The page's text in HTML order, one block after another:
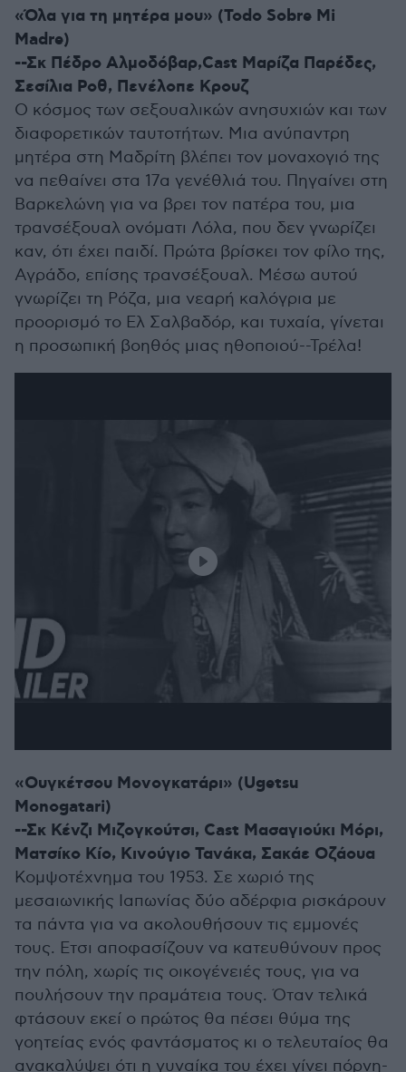
«Όλα για τη μητέρα μου» (Todo Sobre Mi
Madre)
--Σκ Πέδρο Αλμοδόβαρ,Cast Μαρίζα Παρέδες,
Σεσίλια Ροθ, Πενέλοπε Κρουζ
Ο κόσμος των σεξουαλικών ανησυχιών και των
διαφορετικών ταυτοτήτων. Μια ανύπαντρη
μητέρα στη Μαδρίτη βλέπει τον μοναχογιό της
να πεθαίνει στα 17α γενέθλιά του. Πηγαίνει στη
Βαρκελώνη για να βρει τον πατέρα του, μια
τρανσέξουαλ ονόματι Λόλα, που δεν γνωρίζει
καν, ότι έχει παιδί. Πρώτα βρίσκει τον φίλο της,
Αγράδο, επίσης τρανσέξουαλ. Μέσω αυτού
γνωρίζει τη Ρόζα, μια νεαρή καλόγρια με
προορισμό το Ελ Σαλβαδόρ, και τυχαία, γίνεται
η προσωπική βοηθός μιας ηθοποιού--Τρέλα!
«Ουγκέτσου Μονογκατάρι» (Ugetsu
Monogatari)
--Σκ Κένζι Μιζογκούτσι, Cast Μασαγιούκι Μόρι,
Ματσίκο Κίο, Κινούγιο Τανάκα, Σακάε Οζάουα
Κομψοτέχνημα του 1953. Σε χωριό της
μεσαιωνικής Ιαπωνίας δύο αδέρφια ρισκάρουν
τα πάντα για να ακολουθήσουν τις εμμονές
τους. Ετσι αποφασίζουν να κατευθύνουν προς
την πόλη, χωρίς τις οικογένειές τους, για να
πουλήσουν την πραμάτεια τους. Όταν τελικά
φτάσουν εκεί ο πρώτος θα πέσει θύμα της
γοητείας ενός φαντάσματος κι ο τελευταίος θα
ανακαλύψει ότι η γυναίκα του έχει γίνει πόρνη-